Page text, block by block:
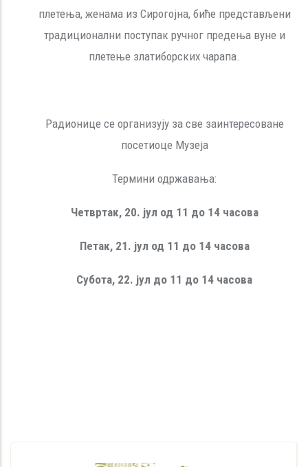
плетења, женама из Сирогојна, биће представљени
традиционални поступак ручног предења вуне и
плетење златиборских чарапа.
Радионице се организују за све заинтересоване
посетиоце Музеја
Термини одржавања:
Четвртак, 20. јул од 11 до 14 часова
Петак, 21. јул од 11 до 14 часова
Субота, 22. јул до 11 до 14 часова